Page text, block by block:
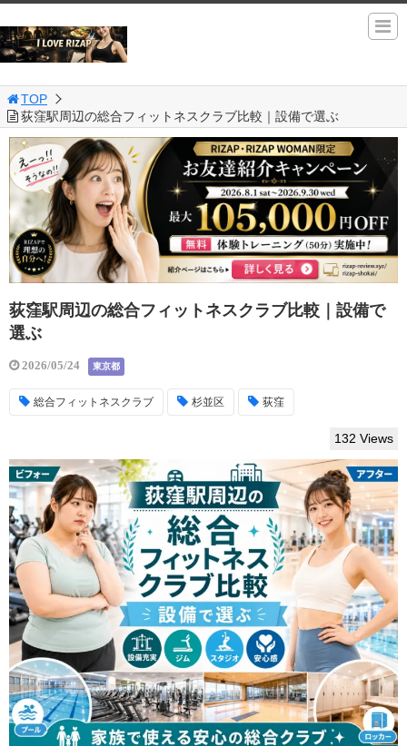
TOP
荻窪駅周辺の総合フィットネスクラブ比較｜設備で選ぶ
荻窪駅周辺の総合フィットネスクラブ比較｜設備で
選ぶ
2026/05/24 東京都
総合フィットネスクラブ 杉並区 荻窪
132 Views